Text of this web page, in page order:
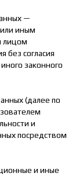
—
иным
лицом
без согласия
законного
(далее по
и
посредством
и иные